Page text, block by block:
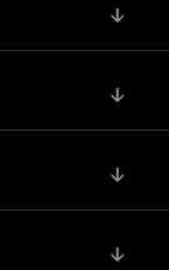
↓
↓
↓
↓